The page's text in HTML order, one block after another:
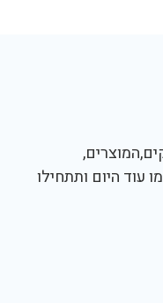
עוד היום ותתחילו